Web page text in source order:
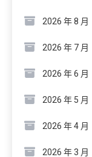
2026 年 8 月
2026 年 7 月
2026 年 6 月
2026 年 5 月
2026 年 4 月
2026 年 3 月